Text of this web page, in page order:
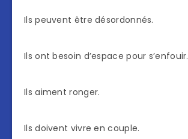
Ils peuvent être désordonnés.
Ils ont besoin d’espace pour s’enfouir.
Ils aiment ronger.
Ils doivent vivre en couple.